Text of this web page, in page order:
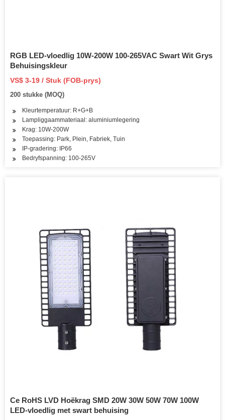
RGB LED-vloedlig 10W-200W 100-265VAC Swart Wit Grys
Behuisingskleur
VS$ 3-19 / Stuk (FOB-prys)
200 stukke (MOQ)
Kleurtemperatuur: R+G+B
Lampliggaammateriaal: aluminiumlegering
Krag: 10W-200W
Toepassing: Park, Plein, Fabriek, Tuin
IP-gradering: IP66
Bedryfspanning: 100-265V
Ce RoHS LVD Hoëkrag SMD 20W 30W 50W 70W 100W
LED-vloedlig met swart behuising